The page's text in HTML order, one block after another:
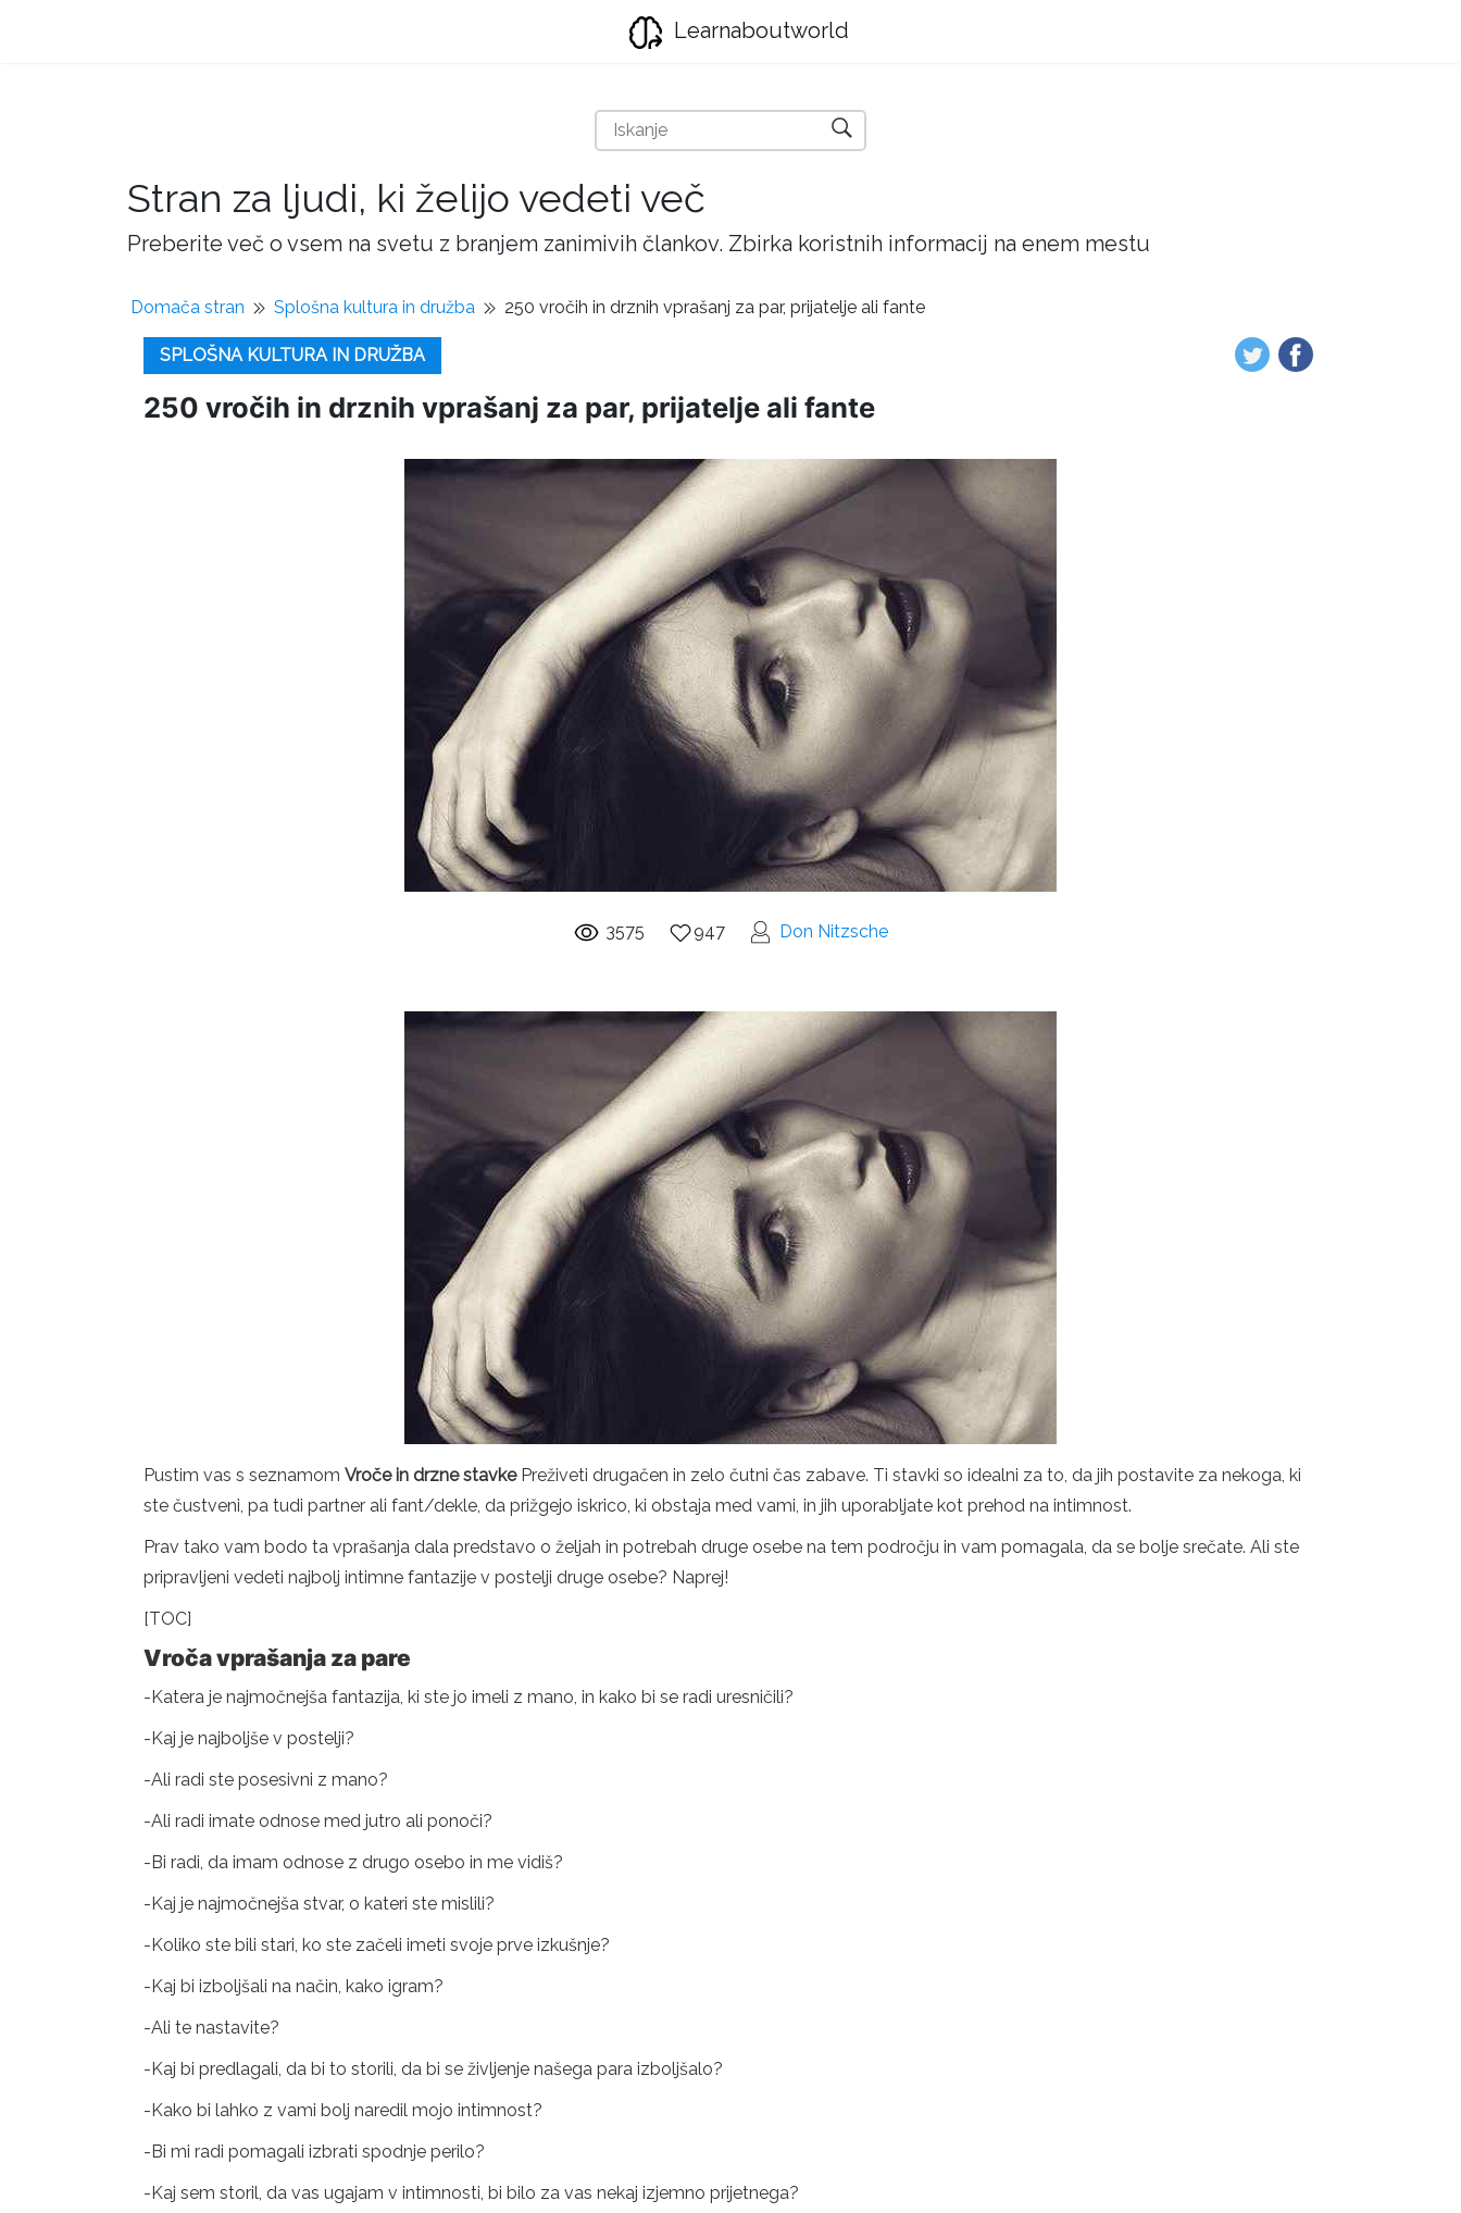
Learnaboutworld
Stran za ljudi, ki želijo vedeti več
Preberite več o vsem na svetu z branjem zanimivih člankov. Zbirka koristnih informacij na enem mestu
Domača stran Splošna kultura in družba 250 vročih in drznih vprašanj za par, prijatelje ali fante
SPLOŠNA KULTURA IN DRUŽBA
250 vročih in drznih vprašanj za par, prijatelje ali fante
3575 947 Don Nitzsche
Pustim vas s seznamom Vroče in drzne stavkePreživeti drugačen in zelo čutni čas zabave. Ti stavki so idealni za to, da jih postavite za nekoga, ki
ste čustveni, pa tudi partner ali fant/dekle, da prižgejo iskrico, ki obstaja med vami, in jih uporabljate kot prehod na intimnost.
Prav tako vam bodo ta vprašanja dala predstavo o željah in potrebah druge osebe na tem področju in vam pomagala, da se bolje srečate. Ali ste
pripravljeni vedeti najbolj intimne fantazije v postelji druge osebe? Naprej!
[TOC]
Vroča vprašanja za pare
-Katera je najmočnejša fantazija, ki ste jo imeli z mano, in kako bi se radi uresničili?
-Kaj je najboljše v postelji?
-Ali radi ste posesivni z mano?
-Ali radi imate odnose med jutro ali ponoči?
-Bi radi, da imam odnose z drugo osebo in me vidiš?
-Kaj je najmočnejša stvar, o kateri ste mislili?
-Koliko ste bili stari, ko ste začeli imeti svoje prve izkušnje?
-Kaj bi izboljšali na način, kako igram?
-Ali te nastavite?
-Kaj bi predlagali, da bi to storili, da bi se življenje našega para izboljšalo?
-Kako bi lahko z vami bolj naredil mojo intimnost?
-Bi mi radi pomagali izbrati spodnje perilo?
-Kaj sem storil, da vas ugajam v intimnosti, bi bilo za vas nekaj izjemno prijetnega?